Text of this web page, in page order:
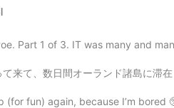
big, but barbecued well :)
Part 1 of 3. IT was many and
に滞在しました。今夜、ヘルシンキに船で行きます。18日にまた中国
(for fun) again, because I’m bored